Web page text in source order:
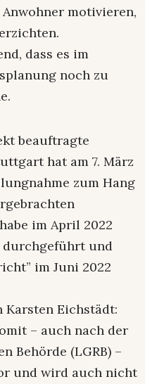
motivieren,
dass es im
noch zu
beauftragte
hat am 7. März
zum Hang
im April 2022
und
im Juni 2022
Karsten Eichstädt:
– auch nach der
Behörde (LGRB) –
und wird auch nicht